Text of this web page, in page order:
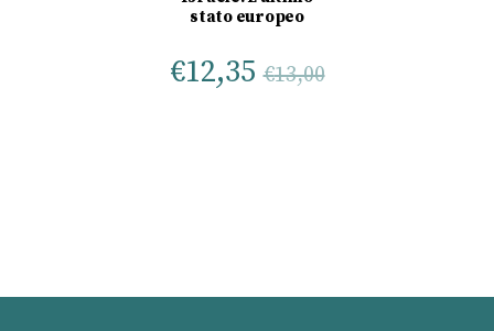
stato europeo
€12,35 €13,00